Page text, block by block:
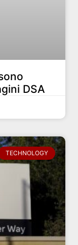
DSA
TECHNOLOGY